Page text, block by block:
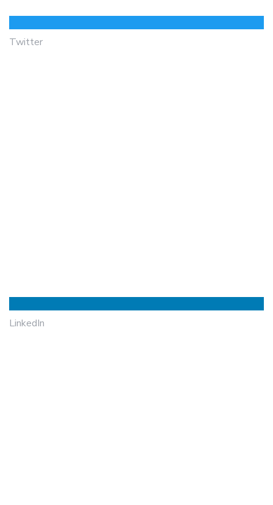
Twitter
LinkedIn